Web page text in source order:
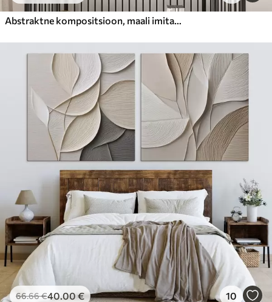
Abstraktne kompositsioon, maali imitatsioon
66.66€40.00€ 10